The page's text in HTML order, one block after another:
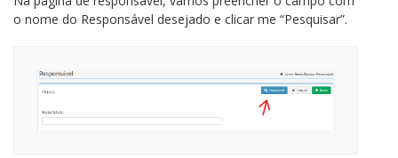
o nome do Responsável desejado e clicar me “Pesquisar”.